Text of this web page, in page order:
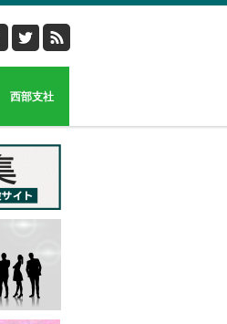
西部支社